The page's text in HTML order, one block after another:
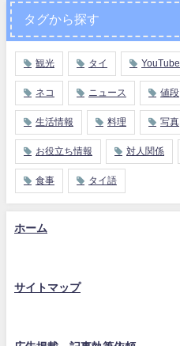
タグから探す
観光 タイ YouTube
ネコ ニュース 値段
生活情報 料理 写真
お役立ち情報 対人関係
食事 タイ語
ホーム
サイトマップ